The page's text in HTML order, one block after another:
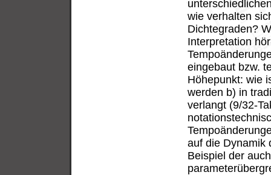
wie verhalten
Dichtegraden?
Interpretation
eingebaut bzw.
Höhepunkt: wie
werden b) in
verlangt (9/32-
auf die Dynamik
Beispiel der